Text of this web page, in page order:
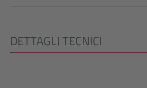
DETTAGLI TECNICI